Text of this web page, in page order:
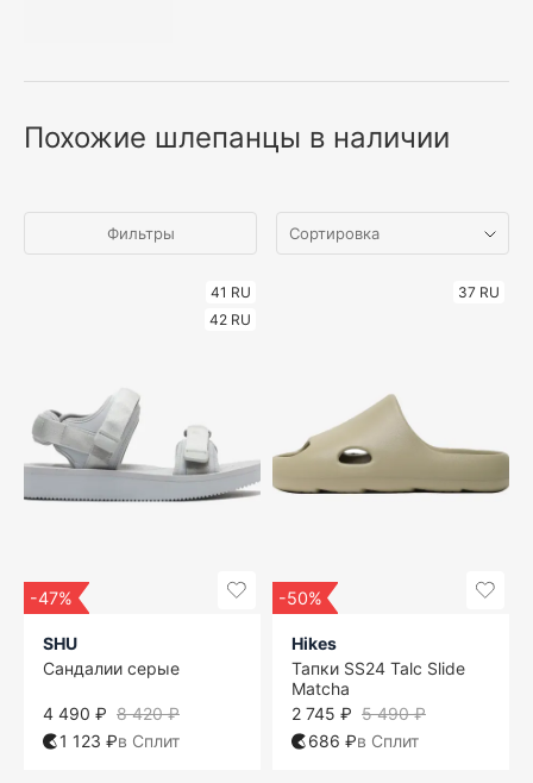
Похожие шлепанцы в наличии
Фильтры
41 RU
42 RU
-47%
SHU
Сандалии серые
8 420 ₽
4 490 ₽
1 123 ₽в Сплит
37 RU
-50%
Hikes
Тапки SS24 Talc Slide
Matcha
5 490 ₽
2 745 ₽
686 ₽в Сплит